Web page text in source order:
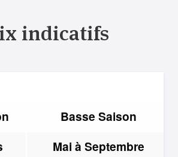
indicatifs
Basse Saison
Mai à Septembre